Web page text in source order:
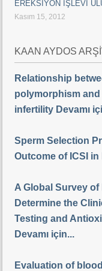
EREKSİYON İŞLEVİ
Kasım 15, 2012
KAAN AYDOS
Relationship
polymorphism and
infertility Devamı
Sperm Selection
Outcome of ICSI in
A Global Survey
Determine the
Testing and
Devamı için...
Evaluation of